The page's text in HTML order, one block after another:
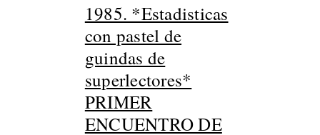
1985. *Estadisticas
con pastel de
guindas de
superlectores*
PRIMER
ENCUENTRO DE